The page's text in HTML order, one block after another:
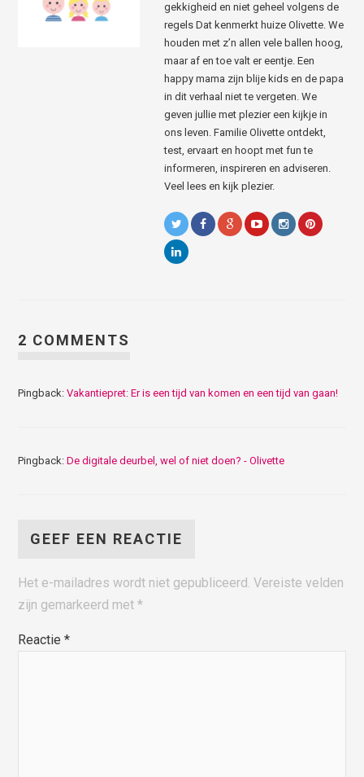
gekkigheid en niet geheel volgens de
regels Dat kenmerkt huize Olivette. We
houden met z’n allen vele ballen hoog,
maar af en toe valt er eentje. Een
happy mama zijn blije kids en de papa
in dit verhaal niet te vergeten. We
geven jullie met plezier een kijkje in
ons leven. Familie Olivette ontdekt,
test, ervaart en hoopt met fun te
informeren, inspireren en adviseren.
Veel lees en kijk plezier.
2 COMMENTS
Pingback:Vakantiepret: Er is een tijd van komen en een tijd van gaan!
Pingback:De digitale deurbel, wel of niet doen? - Olivette
GEEF EEN REACTIE
Het e-mailadres wordt niet gepubliceerd. Vereiste velden
zijn gemarkeerd met*
Reactie*